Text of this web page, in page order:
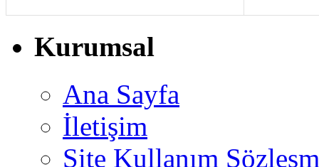
Kurumsal
Ana Sayfa
İletişim
Site Kullanım